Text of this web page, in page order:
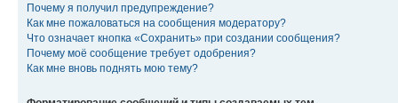
Почему я получил предупреждение?
Как мне пожаловаться на сообщения модератору?
Что означает кнопка «Сохранить» при создании сообщения?
Почему моё сообщение требует одобрения?
Как мне вновь поднять мою тему?